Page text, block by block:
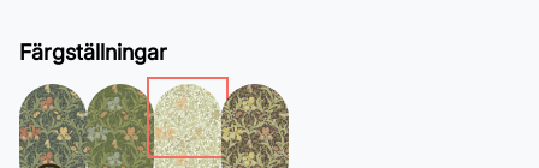
Färgställningar